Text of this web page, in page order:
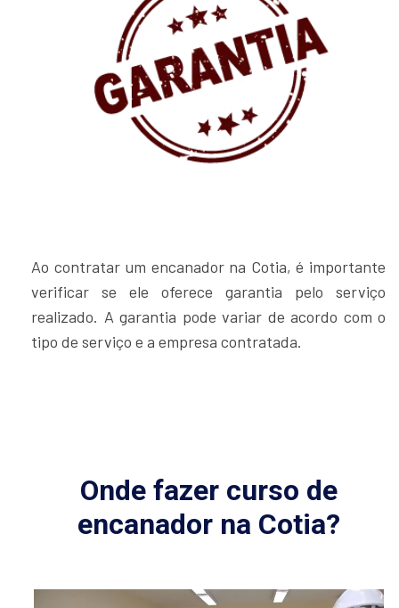
Ao contratar um encanador na Cotia, é importante
verificar se ele oferece garantia pelo serviço
realizado. A garantia pode variar de acordo com o
tipo de serviço e a empresa contratada.
Onde fazer curso de
encanador na Cotia?